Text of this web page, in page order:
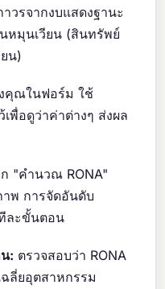
วรจากงบแสดงฐานะ
หมุนเวียน (สินทรัพย์
น)
คุณในฟอร์ม ใช้
พื่อดูว่าค่าต่างๆ ส่งผล
"คำนวณ RONA"
าพ การจัดอันดับ
ละขั้นตอน
: ตรวจสอบว่า RONA
ลี่ยอุตสาหกรรม